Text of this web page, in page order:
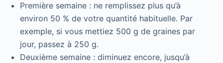
Première semaine : ne remplissez plus qu’à
environ 50 % de votre quantité habituelle. Par
exemple, si vous mettiez 500 g de graines par
jour, passez à 250 g.
Deuxième semaine : diminuez encore, jusqu’à